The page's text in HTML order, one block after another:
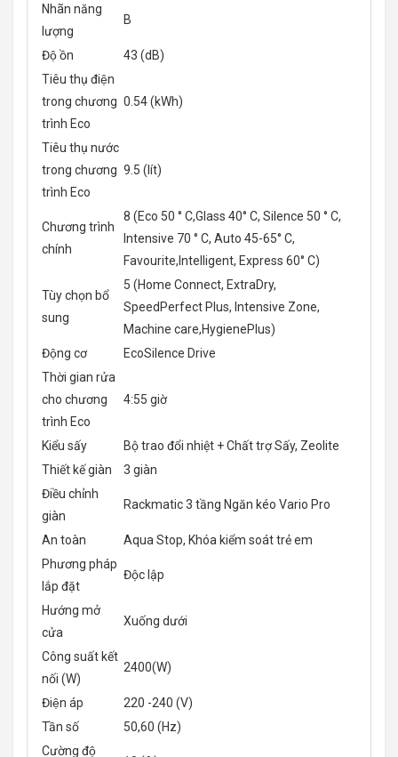
Nhãn năng
lượng
B
Độ ồn
43 (dB)
Tiêu thụ điện
trong chương
trình Eco
0.54 (kWh)
Tiêu thụ nước
trong chương
trình Eco
9.5 (lít)
Chương trình
chính
8 (Eco 50 ° C,Glass 40° C, Silence 50 ° C,
Intensive 70 ° C, Auto 45-65° C,
Favourite,Intelligent, Express 60° C)
Tùy chọn bổ
sung
5 (Home Connect, ExtraDry,
SpeedPerfect Plus, Intensive Zone,
Machine care,HygienePlus)
Động cơ
EcoSilence Drive
Thời gian rửa
cho chương
trình Eco
4:55 giờ
Kiểu sấy
Bộ trao đổi nhiệt + Chất trợ Sấy, Zeolite
Thiết kế giàn
3 giàn
Điều chỉnh
giàn
Rackmatic 3 tầng Ngăn kéo Vario Pro
An toàn
Aqua Stop, Khóa kiểm soát trẻ em
Phương pháp
lắp đặt
Độc lập
Hướng mở
cửa
Xuống dưới
Công suất kết
nối (W)
2400(W)
Điện áp
220 -240 (V)
Tần số
50,60 (Hz)
Cường độ